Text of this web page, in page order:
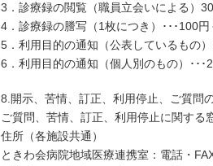
3．診療録の閲覧（職員立会いによる）
4．診療録の謄写（1枚につき）･･･100円
5．利用目的の通知（公表しているもの
6．利用目的の通知（個人別のもの）･･･
8.開示、苦情、訂正、利用停止、ご質問
ご質問、苦情、訂正、利用停止に関する
住所（各施設共通）
ときわ会病院地域医療連携室：電話・